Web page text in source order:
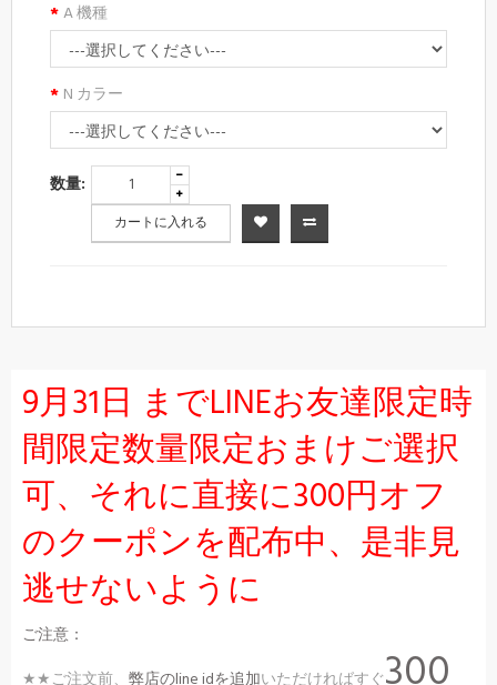
A 機種
N カラー
数量:
カートに入れる
9月31日 までLINEお友達限定時
間限定数量限定おまけご選択
可、それに直接に300円オフ
のクーポンを配布中、是非見
逃せないように
ご注意：